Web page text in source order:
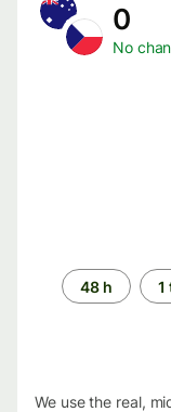
0
No
Time
period
48 h 1
We use the real,